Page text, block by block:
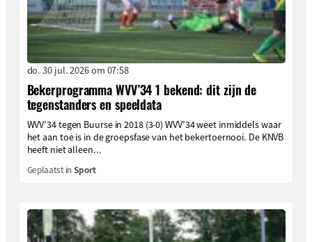
do. 30 jul. 2026 om 07:58
Bekerprogramma WVV’34 1 bekend: dit zijn de
tegenstanders en speeldata
WVV’34 tegen Buurse in 2018 (3-0) WVV’34 weet inmiddels waar
het aan toe is in de groepsfase van het bekertoernooi. De KNVB
heeft niet alleen...
Geplaatst inSport